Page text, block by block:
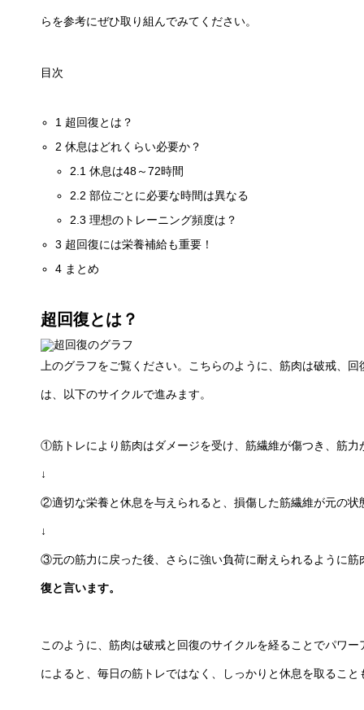
らを参考にぜひ取り組んでみてください。
目次
1 超回復とは？
2 休息はどれくらい必要か？
2.1 休息は48～72時間
2.2 部位ごとに必要な時間は異なる
2.3 理想のトレーニング頻度は？
3 超回復には栄養補給も重要！
4 まとめ
超回復とは？
上のグラフをご覧ください。こちらのように、筋肉は破戒、
は、以下のサイクルで進みます。
①筋トレにより筋肉はダメージを受け、筋繊維が傷つき、筋力
↓
②適切な栄養と休息を与えられると、損傷した筋繊維が元の状
↓
③元の筋力に戻った後、さらに強い負荷に耐えられるように筋
復と言います。
このように、筋肉は破戒と回復のサイクルを経ることでパワ
によると、毎日の筋トレではなく、しっかりと休息を取るこ